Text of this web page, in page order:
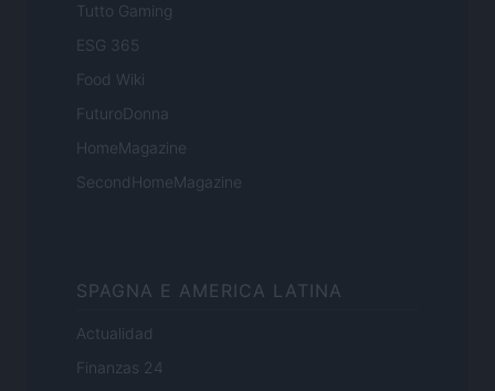
Tutto Gaming
ESG 365
Food Wiki
FuturoDonna
HomeMagazine
SecondHomeMagazine
SPAGNA E AMERICA LATINA
Actualidad
Finanzas 24